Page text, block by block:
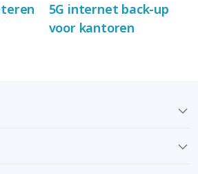
5G internet back-up
voor kantoren